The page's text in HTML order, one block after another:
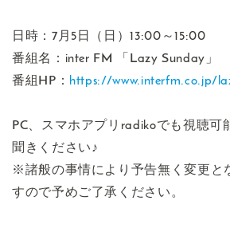
日時：7月5日（日）13:00～15:00
番組名：inter FM 「Lazy Sunday」
番組HP： https://www.interfm.co.jp/
PC、スマホアプリradikoでも視聴可
聞きください♪
※諸般の事情により予告無く変更と
すので予めご了承ください。